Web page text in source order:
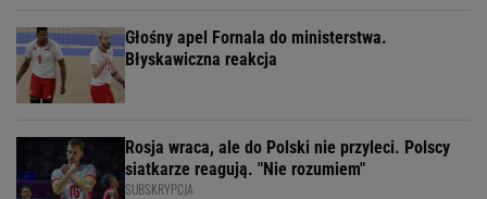
Głośny apel Fornala do ministerstwa.
Błyskawiczna reakcja
Rosja wraca, ale do Polski nie przyleci. Polscy
siatkarze reagują. "Nie rozumiem"
SUBSKRYPCJA